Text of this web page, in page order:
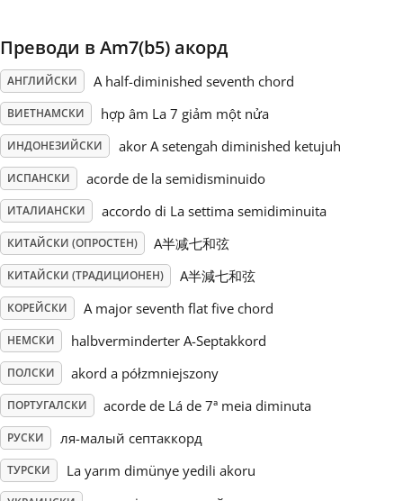
Português
Русский
Svenska
Tiếng Việt
Türkçe
简体中文
繁體中文
Преводи в Am7(b5) акорд
АНГЛИЙСКИ A half-diminished seventh chord
ВИЕТНАМСКИ hợp âm La 7 giảm một nửa
ИНДОНЕЗИЙСКИ akor A setengah diminished ketujuh
ИСПАНСКИ acorde de la semidisminuido
ИТАЛИАНСКИ accordo di La settima semidiminuita
КИТАЙСКИ (ОПРОСТЕН) A半减七和弦
КИТАЙСКИ (ТРАДИЦИОНЕН) A半減七和弦
КОРЕЙСКИ A major seventh flat five chord
НЕМСКИ halbverminderter A-Septakkord
ПОЛСКИ akord a półzmniejszony
ПОРТУГАЛСКИ acorde de Lá de 7ª meia diminuta
РУСКИ ля-малый септаккорд
ТУРСКИ La yarım dimünye yedili akoru